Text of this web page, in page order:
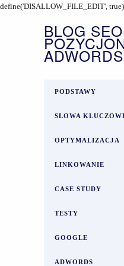
define('DISALLOW_FILE_EDIT',
BLOG
ADWORDS
PODSTAWY
SŁOWA
OPTYMALIZACJA
LINKOWANIE
CASE STUDY
TESTY
GOOGLE
ADWORDS